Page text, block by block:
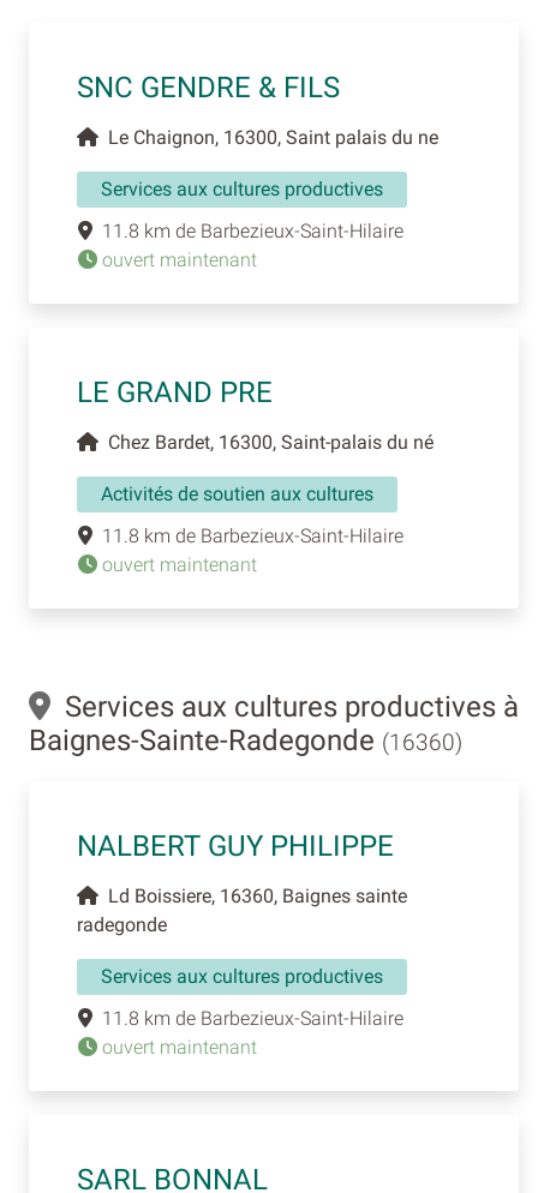
SNC GENDRE & FILS
Le Chaignon, 16300, Saint palais du ne
Services aux cultures productives
11.8 km de Barbezieux-Saint-Hilaire
ouvert maintenant
LE GRAND PRE
Chez Bardet, 16300, Saint-palais du né
Activités de soutien aux cultures
11.8 km de Barbezieux-Saint-Hilaire
ouvert maintenant
Services aux cultures productives à
Baignes-Sainte-Radegonde (16360)
NALBERT GUY PHILIPPE
Ld Boissiere, 16360, Baignes sainte
radegonde
Services aux cultures productives
11.8 km de Barbezieux-Saint-Hilaire
ouvert maintenant
SARL BONNAL